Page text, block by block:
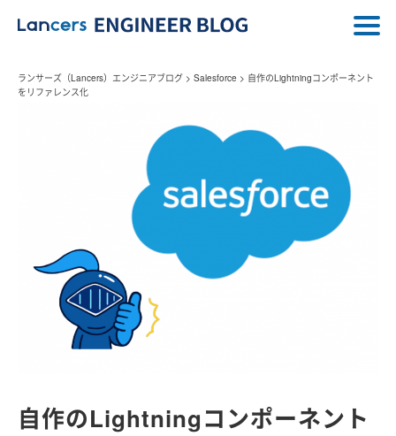
ランサーズ（Lancers）エンジニアブログ > Salesforce > 自作のLightningコンポーネント
をリファレンス化
自作のLightningコンポーネント